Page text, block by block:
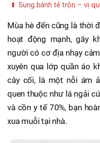
Sung bánh tẻ trộn – vị
Mùa hè đến cũng là thời
hoạt động mạnh, gây
người có cơ địa nhạy
xuyên qua lớp quần áo
cây cối, là một nỗi ám
quen thuộc như lá ngải
và cồn y tế 70%, bạn
xua muỗi tại nhà.